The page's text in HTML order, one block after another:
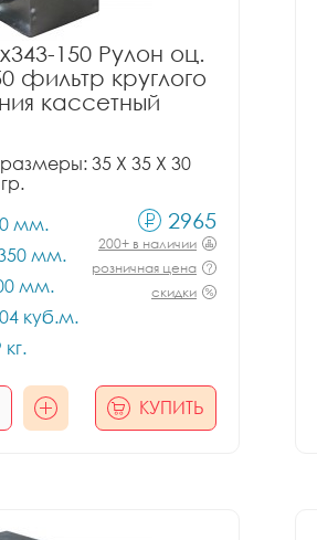
150 Рулон оц.
фильтр круглого
кассетный
35 X 35 X 30
мм.
мм.
мм.
куб.м.
2965
200+ в наличии
розничная цена
скидки
КУПИТЬ